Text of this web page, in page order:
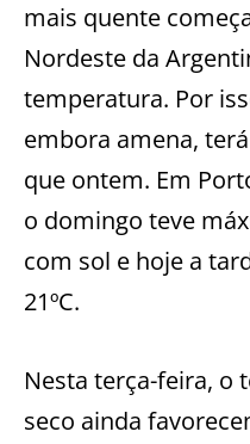
mais quente
Nordeste da
temperatura. Por
embora amena,
que ontem. Em
o domingo teve
com sol e hoje a
21ºC.
Nesta terça-feira, o
seco ainda